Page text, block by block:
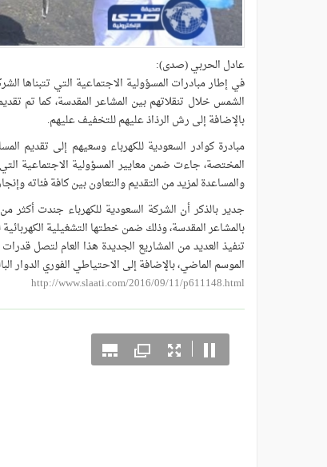
عادل الحربي (صدى):
في إطار مبادرات المسؤولية الاجتماعية التي تتبناها
الشمس خلال تنقلاتهم بين المشاعر المقدسة، كما تم
بالإضافة إلى رش الرذاذ عليهم للتخفيف عليهم.
مبادرة كوادر السعودية للكهرباء وسعيهم إلى تقديم
المختصة، جاءت ضمن معايير المسؤولية الاجتماعية
والمساعدة لمزيد من التقديم والتعاون بين كافة فئاته
الموسم الماضي، بالإضافة إلى الاحتياطي الفوري الدوار البالغ351
http://www.slaati.com/2016/09/11/p611148.html